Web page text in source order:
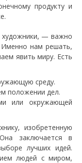
продукту и
художники, — важно
нам решать,
явить миру. Есть
среду.
положении дел.
или окружающей
изобретенную
заключается в
лучших идей.
людей с миром,